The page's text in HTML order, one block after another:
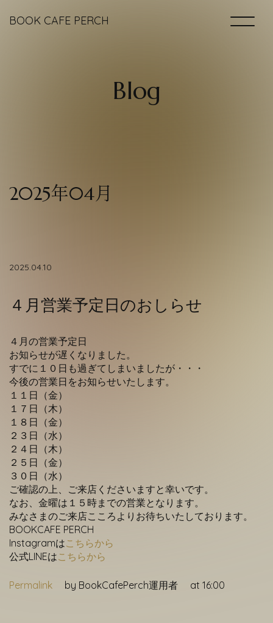
BOOK CAFE PERCH
Access
Blog
2025年04月
2025.04.10
４月営業予定日のおしらせ
４月の営業予定日
お知らせが遅くなりました。
すでに１０日も過ぎてしまいましたが・・・
今後の営業日をお知らせいたします。
１１日（金）
１７日（木）
１８日（金）
２３日（水）
２４日（木）
２５日（金）
３０日（水）
ご確認の上、ご来店くださいますと幸いです。
なお、金曜は１５時までの営業となります。
みなさまのご来店こころよりお待ちいたしております。
BOOKCAFE PERCH
Instagramはこちらから
公式LINEはこちらから
Permalink by BookCafePerch運用者 at 16:00